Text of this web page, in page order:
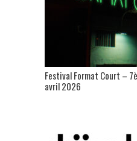
Festival Format Court –
avril 2026